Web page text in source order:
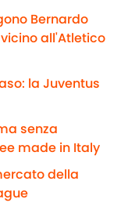
Bernardo
all'Atletico
la Juventus
senza
made in Italy
della